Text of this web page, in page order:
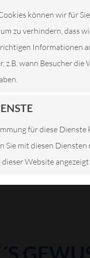
Laien. Der Weg zu
erhöhten
hingegen nehmen
Vorsorge besser als
kann nur mit
können wir für
zu verhindern, dass
Informationen
z.B. wann Besucher
für diese
Sie mit diesen
Website